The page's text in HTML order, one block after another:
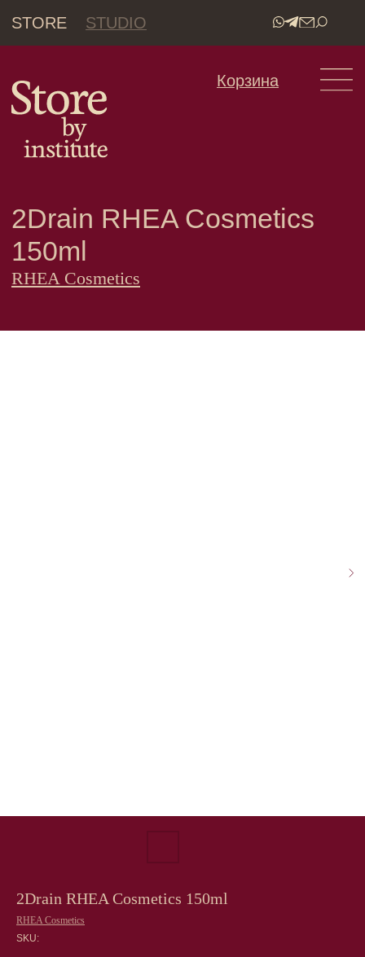
STORE STUDIO
•
2Drain RHEA Cosmetics
2Drain RHEA Cosmetics 150ml
RHEA Cosmetics
SKU: